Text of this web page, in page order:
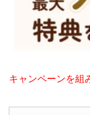
キャンペーンを組